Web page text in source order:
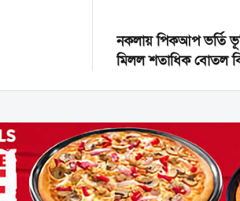
নকলায় পিকআপ ভর্তি
মিলল শতাধিক বোতল